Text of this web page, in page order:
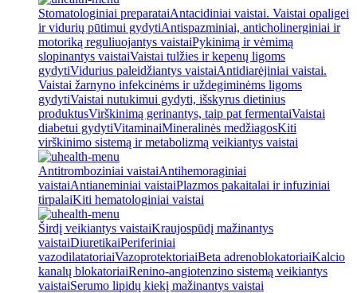
Stomatologiniai preparataiAntacidiniai vaistai. Vaistai opaligei
ir vidurių pūtimui gydytiAntispazminiai, anticholinerginiai ir
motoriką reguliuojantys vaistaiPykinimą ir vėmimą
slopinantys vaistaiVaistai tulžies ir kepenų ligoms
gydytiVidurius paleidžiantys vaistaiAntidiarėjiniai vaistai.
Vaistai žarnyno infekcinėms ir uždegiminėms ligoms
gydytiVaistai nutukimui gydyti, išskyrus dietinius
produktusVirškinimą gerinantys, taip pat fermentaiVaistai
diabetui gydytiVitaminaiMineralinės medžiagosKiti
virškinimo sistemą ir metabolizmą veikiantys vaistai
Antitromboziniai vaistaiAntihemoraginiai
vaistaiAntianeminiai vaistaiPlazmos pakaitalai ir infuziniai
tirpalaiKiti hematologiniai vaistai
Širdį veikiantys vaistaiKraujospūdį mažinantys
vaistaiDiuretikaiPeriferiniai
vazodilatatoriaiVazoprotektoriaiBeta adrenoblokatoriaiKalcio
kanalų blokatoriaiRenino-angiotenzino sistemą veikiantys
vaistaiSerumo lipidų kiekį mažinantys vaistai